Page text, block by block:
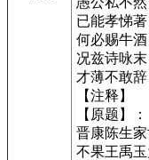
已能孝悌著
何必赐牛酒
况兹诗咏末
才薄不敢辞
【注释】
【原题】：
晋康陈生
不果王禹